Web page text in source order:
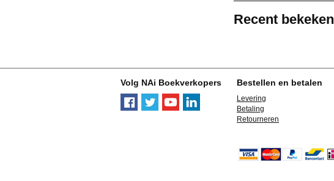
Recent bekeken
Volg NAi Boekverkopers Bestellen en betalen
Levering
Betaling
Retourneren